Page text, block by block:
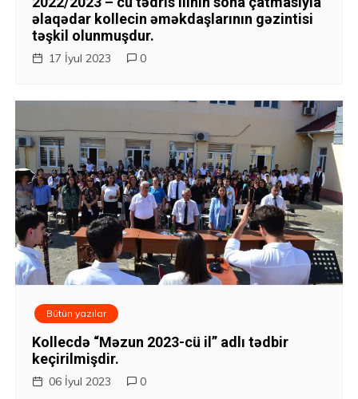
y
a
s
ı
əlaqədar kollecin əməkdaşlarının gəzintisi
təşkil olunmuşdur.
17 İyul 2023 0
Bütün yazılar
Kollecdə “Məzun 2023-cü il” adlı tədbir
keçirilmişdir.
06 İyul 2023 0